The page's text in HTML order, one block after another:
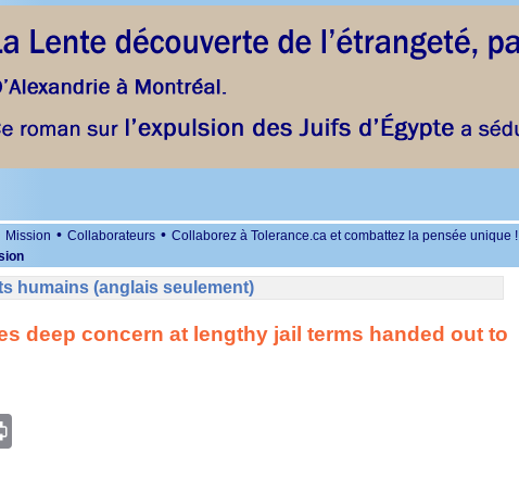
Mission • Collaborateurs • Collaborez à Tolerance.ca et combattez la pensée unique !
humains (anglais seulement)
deep concern at lengthy jail terms handed out to
Print